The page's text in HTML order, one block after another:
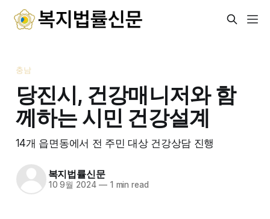
충남
당진시, 건강매니저와 함
께하는 시민 건강설계
14개 읍면동에서 전 주민 대상 건강상담 진행
복지법률신문
10 9월 2024 —1 min read